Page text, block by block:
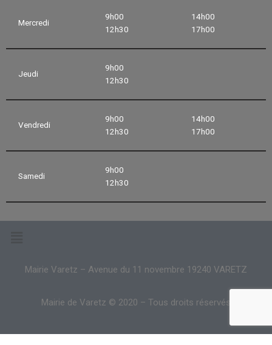
Mercredi
9h00
12h30
14h00
17h00
Jeudi
9h00
12h30
Vendredi
9h00
12h30
14h00
17h00
Samedi
9h00
12h30
Mairie Varetz – Avenue du 11 novembre 19240 VARETZ
Mairie de Varetz © 2020 – Tous droits réservés